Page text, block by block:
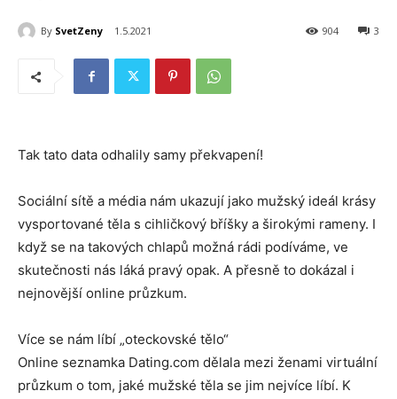
By SvetZeny 1.5.2021 3
904
Tak tato data odhalily samy překvapení!
Sociální sítě a média nám ukazují jako mužský ideál krásy
vysportované těla s cihličkový bříšky a širokými rameny. I
když se na takových chlapů možná rádi podíváme, ve
skutečnosti nás láká pravý opak. A přesně to dokázal i
nejnovější online průzkum.
Více se nám líbí „oteckovské tělo“
Online seznamka Dating.com dělala mezi ženami virtuální
průzkum o tom, jaké mužské těla se jim nejvíce líbí. K